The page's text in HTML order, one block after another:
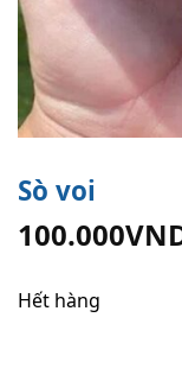
Sò voi
100.000
Hết hàng